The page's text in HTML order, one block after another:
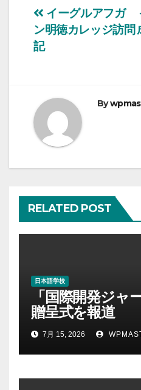
投
稿
ビ
ゲ
ー
シ
ョ
ン
イーグルアフガ
ン明徳カレッジ訪問
記
By
RELATED POST
日本語学校
「国際開発ジャ
贈呈式を報道
7月 15, 2026